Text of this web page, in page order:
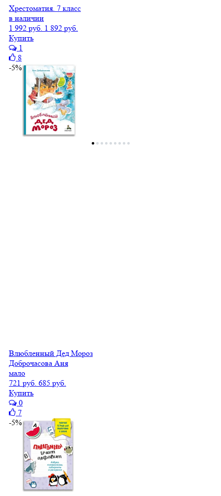
Хрестоматия. 7 класс
в наличии
1 992 руб. 1 892 руб.
Купить
1
8
-5%
Влюбленный Дед Мороз
Доброчасова Аня
мало
721 руб. 685 руб.
Купить
0
7
-5%